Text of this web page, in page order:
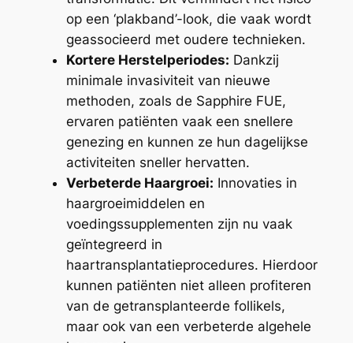
op een ‘plakband’-look, die vaak wordt
geassocieerd met oudere technieken.
Kortere Herstelperiodes: Dankzij
minimale invasiviteit van nieuwe
methoden, zoals de Sapphire FUE,
ervaren patiënten vaak een snellere
genezing en kunnen ze hun dagelijkse
activiteiten sneller hervatten.
Verbeterde Haargroei: Innovaties in
haargroeimiddelen en
voedingssupplementen zijn nu vaak
geïntegreerd in
haartransplantatieprocedures. Hierdoor
kunnen patiënten niet alleen profiteren
van de getransplanteerde follikels,
maar ook van een verbeterde algehele